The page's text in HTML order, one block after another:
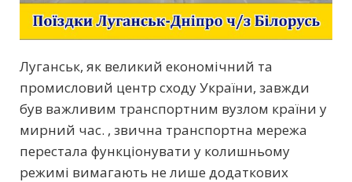
Луганськ, як великий економічний та
промисловий центр сходу України, завжди
був важливим транспортним вузлом країни у
мирний час. , звична транспортна мережа
перестала функціонувати у колишньому
режимі вимагають не лише додаткових